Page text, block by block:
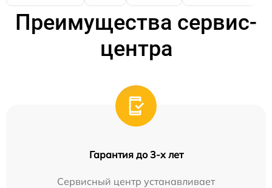
Преимущества сервис-
центра
Гарантия до 3-х лет
Сервисный центр устанавливает